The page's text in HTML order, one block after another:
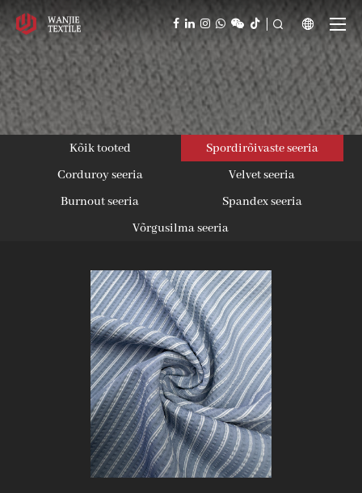
  
Tööstuse uuendaja
Kõik tooted
Spordirõivaste seeria
Corduroy seeria
Velvet seeria
Burnout seeria
Spandex seeria
Võrgusilma seeria